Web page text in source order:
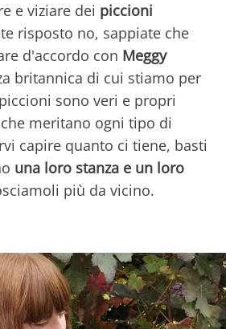
e viziare dei piccioni
risposto no, sappiate che
d'accordo con Meggy
britannica di cui stiamo per
sono veri e propri
meritano ogni tipo di
capire quanto ci tiene, basti
una loro stanza e un loro
più da vicino.